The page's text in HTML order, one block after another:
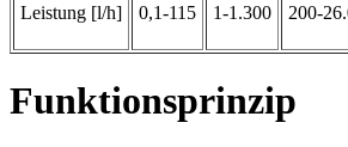
Leistung [l/h] 0,1-115 1-1.300 200-
Funktionsprinzip